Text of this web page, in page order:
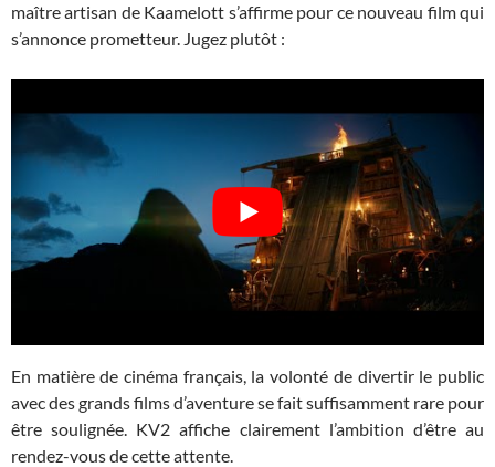
maître artisan de Kaamelott s’affirme pour ce nouveau film qui
s’annonce prometteur. Jugez plutôt :
En matière de cinéma français, la volonté de divertir le public
avec des grands films d’aventure se fait suffisamment rare pour
être soulignée. KV2 affiche clairement l’ambition d’être au
rendez-vous de cette attente.